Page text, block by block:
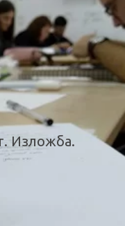
Изложба.